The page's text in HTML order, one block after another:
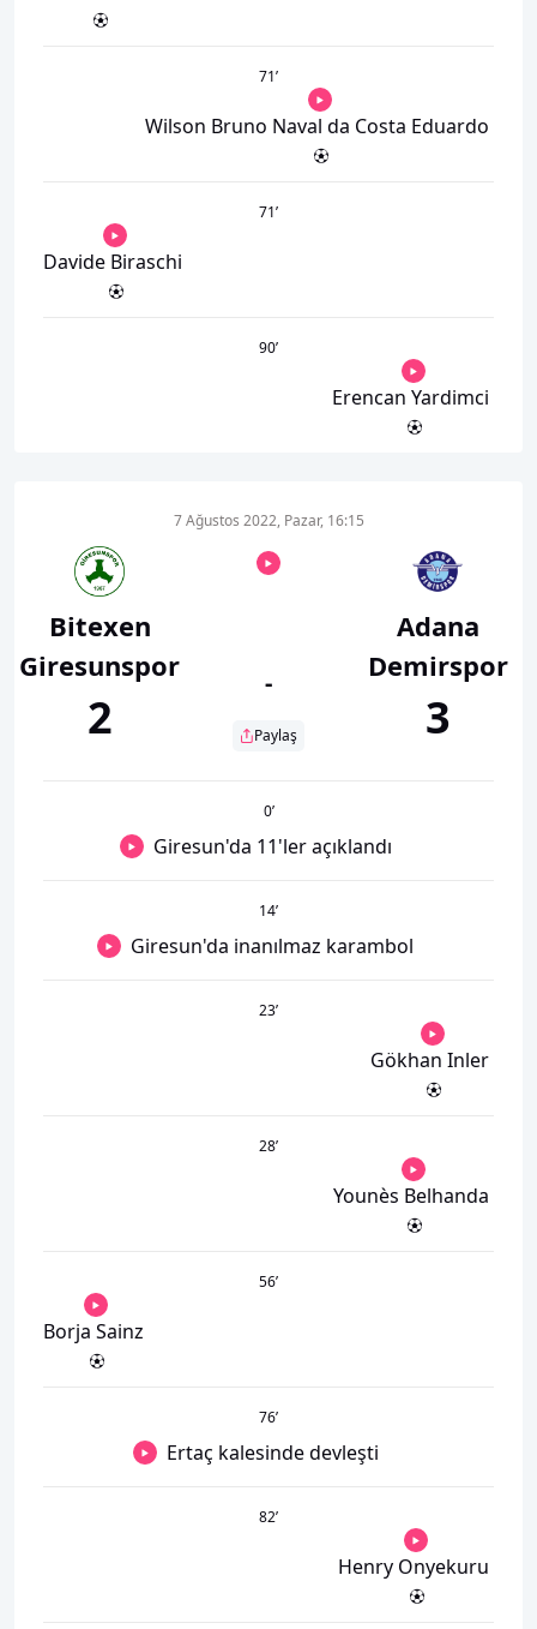
71’
Wilson Bruno Naval da Costa Eduardo
71’
Davide Biraschi
90’
Erencan Yardimci
Bitexen
Giresunspor
2
7 Ağustos 2022, Pazar, 16:15
-
Paylaş
Adana
Demirspor
3
0’
Giresun'da 11'ler açıklandı
14’
Giresun'da inanılmaz karambol
23’
Gökhan Inler
28’
Younès Belhanda
56’
Borja Sainz
76’
Ertaç kalesinde devleşti
82’
Henry Onyekuru